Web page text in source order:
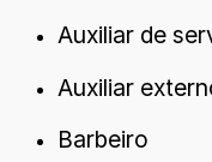
Auxiliar de
Auxiliar
Barbeiro